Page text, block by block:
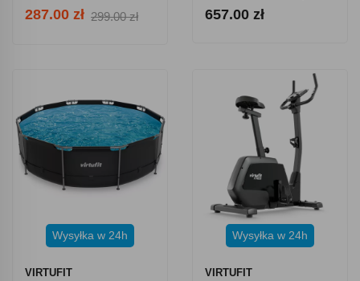
Virtufit 375 L Z
287.00 zł 299.00 zł
Filtrującą 305 Cm
657.00 zł
Wysyłka w 24h
VIRTUFIT
Wysyłka w 24h
VIRTUFIT